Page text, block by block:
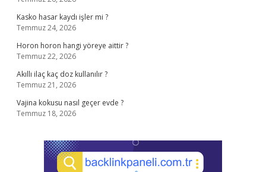
Kasko hasar kaydı işler mi ?
Temmuz 24, 2026
Horon horon hangi yöreye aittir ?
Temmuz 22, 2026
Akıllı ilaç kaç doz kullanılır ?
Temmuz 21, 2026
Vajina kokusu nasıl geçer evde ?
Temmuz 18, 2026